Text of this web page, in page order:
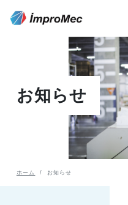
お知らせ
ホーム お知らせ